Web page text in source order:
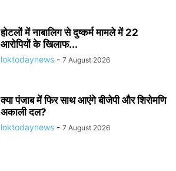
होटलों में नाबालिग से दुष्कर्म मामले में 22
आरोपियों के खिलाफ...
loktodaynews - 7 August 2026
क्या पंजाब में फिर साथ आएंगे बीजेपी और शिरोमणि
अकाली दल?
loktodaynews - 7 August 2026